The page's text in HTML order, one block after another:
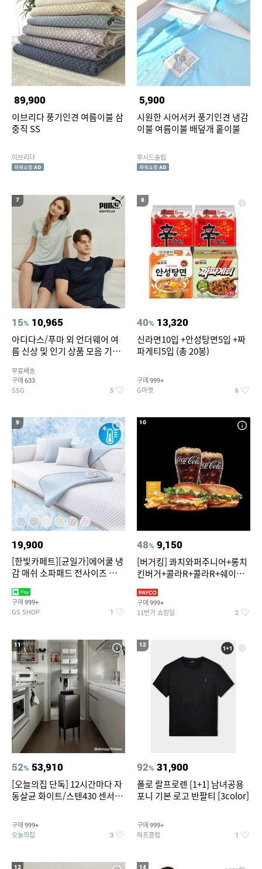
89,900
이브리다 풍기인견 여름이불 삼
중직 SS
이브리다
5,900
시원한 시어서커 풍기인견 냉감
이불 여름이불 배덮개 홑이불
루시드슬립
7
15% 10,965
아디다스/푸마 외 언더웨어 여
름 신상 및 인기 상품 모음 기획
무료배송
구매 633
SSG 5
8
40% 13,320
신라면10입 +안성탕면5입 +짜
파게티5입 (총 20봉)
구매 999+
G마켓 6
9
19,900
[한빛카페트][균일가]에어쿨 냉
감 매쉬 소파패드 전사이즈 균일
구매 999+
GS SHOP 1
10
48% 9,150
[버거킹] 콰치와퍼주니어+롱치
킨버거+콜라R+콜라R+쉐이킹
구매 999+
11번가 쇼킹딜 2
11
52% 53,910
[오늘의집 단독] 12시간마다 자
동살균 화이트/스텐430 센서휴
구매 999+
오늘의집 3
12
92% 31,900
폴로 랄프로렌 [1+1] 남녀공용
포니 기본 로고 반팔티 [3color]
구매 999+
하프클럽 1
13 14